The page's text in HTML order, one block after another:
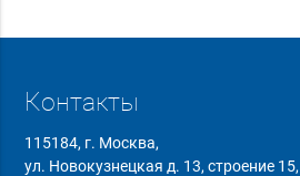
Контакты
115184, г. Москва,
ул. Новокузнецкая д. 13, строение 15,